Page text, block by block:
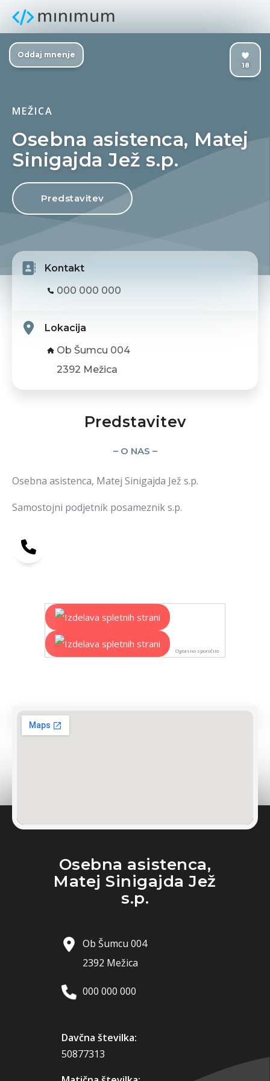
18
Oddaj mnenje
MEŽICA
Osebna asistenca, Matej
Sinigajda Jež s.p.
Predstavitev
Kontakt
000 000 000
Lokacija
Ob Šumcu 004
2392 Mežica
Predstavitev
– O NAS –
Osebna asistenca, Matej Sinigajda Jež s.p.
Samostojni podjetnik posameznik s.p.
Oglasno sporočilo
Osebna asistenca,
Matej Sinigajda Jež
s.p.
Ob Šumcu 004
2392 Mežica
000 000 000
Davčna številka:
50877313